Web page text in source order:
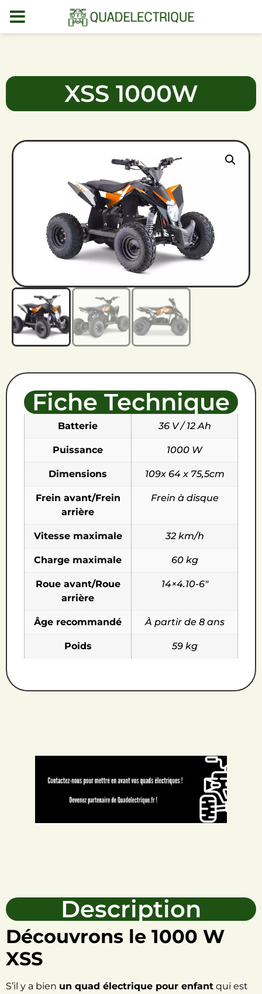
XSS 1000W
Fiche Technique
Batterie 36 V / 12 Ah
Puissance 1000 W
Dimensions 109x 64 x 75,5cm
Frein avant/Frein
arrière
Frein à disque
Vitesse maximale 32 km/h
Charge maximale 60 kg
Roue avant/Roue
arrière
14×4.10-6"
Âge recommandé À partir de 8 ans
Poids 59 kg
Description
Découvrons le 1000 W
XSS
S’il y a bien un quad électrique pour enfant qui est
DEMO